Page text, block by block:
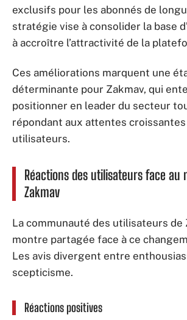
exclusifs pour les abonnés de
stratégie vise à consolider la base
à accroître l’attractivité de la
Ces améliorations marquent une
déterminante pour Zakmav, qui
positionner en leader du secteur
répondant aux attentes croissantes
utilisateurs.
Réactions des utilisateurs face au
Zakmav
La communauté des utilisateurs de
montre partagée face à ce
Les avis divergent entre
scepticisme.
Réactions positives